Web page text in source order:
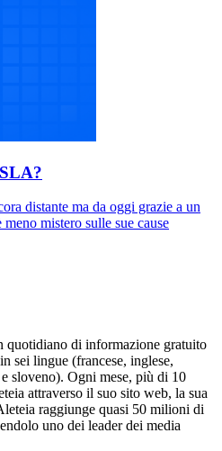
distante ma da oggi grazie a un
mistero sulle sue cause
quotidiano di informazione gratuito
sei lingue (francese, inglese,
sloveno). Ogni mese, più di 10
attraverso il suo sito web, la sua
raggiunge quasi 50 milioni di
uno dei leader dei media